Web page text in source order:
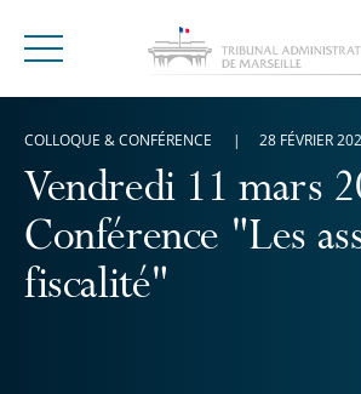
Menu
Vendredi 11 mars
Conférence "Les
fiscalité"
COLLOQUE & CONFÉRENCE 28 FÉVRIER